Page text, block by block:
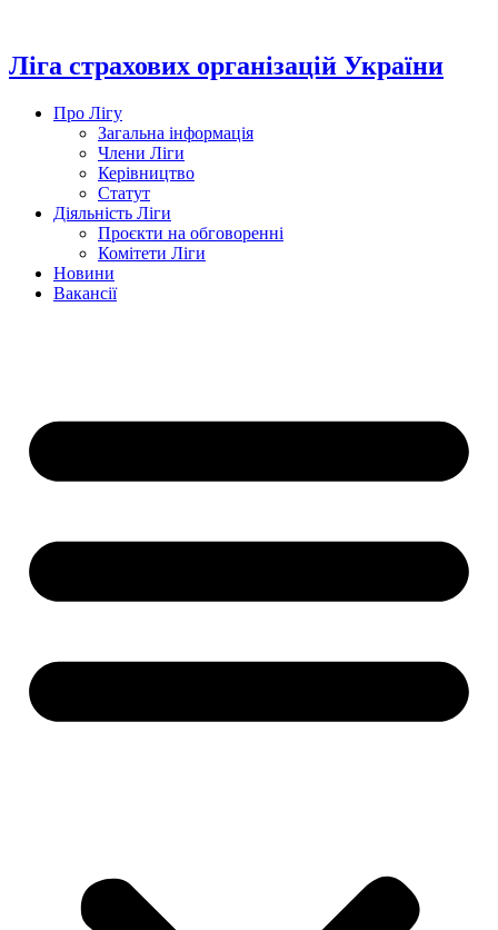
вмісту
Ліга страхових організацій України
Про Лігу
Загальна інформація
Члени Ліги
Керівництво
Статут
Діяльність Ліги
Проєкти на обговоренні
Комітети Ліги
Новини
Вакансії